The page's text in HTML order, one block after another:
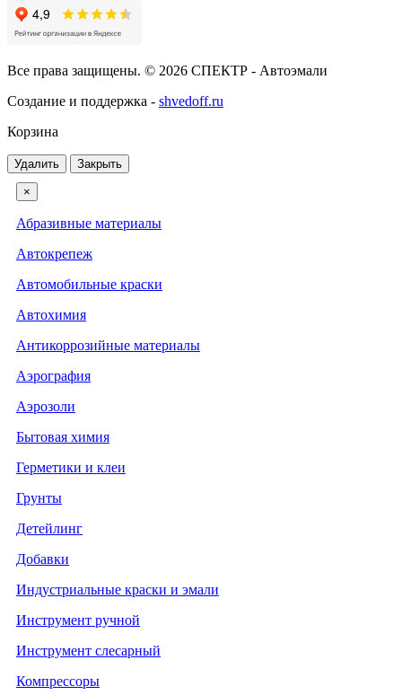
Все права защищены. © 2026 СПЕКТР - Автоэмали
Создание и поддержка - shvedoff.ru
Корзина
Удалить Закрыть
×
Абразивные материалы
Автокрепеж
Автомобильные краски
Автохимия
Антикоррозийные материалы
Аэрография
Аэрозоли
Бытовая химия
Герметики и клеи
Грунты
Детейлинг
Добавки
Индустриальные краски и эмали
Инструмент ручной
Инструмент слесарный
Компрессоры